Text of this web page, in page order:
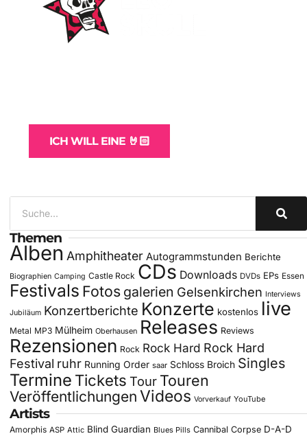
ICH WILL EINE 🤘🏻
Themen
Alben Amphitheater Autogrammstunden Berichte
Biographien Camping Castle Rock CDs Downloads DVDs EPs Essen
Festivals Fotos galerien Gelsenkirchen Interviews
Jubiläum Konzertberichte Konzerte kostenlos live
Metal MP3 Mülheim Oberhausen Releases Reviews
Rezensionen Rock Rock Hard Rock Hard
Festival ruhr Running Order saar Schloss Broich Singles
Termine Tickets Tour Touren
Veröffentlichungen Videos Vorverkauf YouTube
Artists
Amorphis ASP Attic Blind Guardian Blues Pills Cannibal Corpse D-A-D